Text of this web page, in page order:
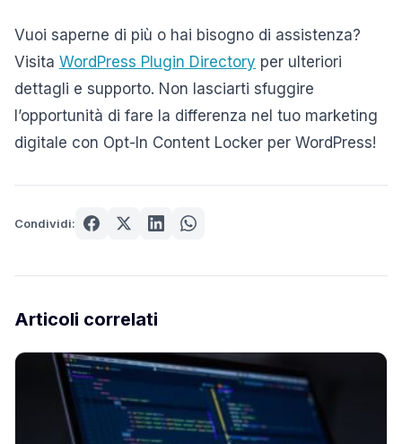
Vuoi saperne di più o hai bisogno di assistenza?
Visita WordPress Plugin Directory per ulteriori
dettagli e supporto. Non lasciarti sfuggire
l’opportunità di fare la differenza nel tuo marketing
digitale con Opt-In Content Locker per WordPress!
Condividi:
Articoli correlati